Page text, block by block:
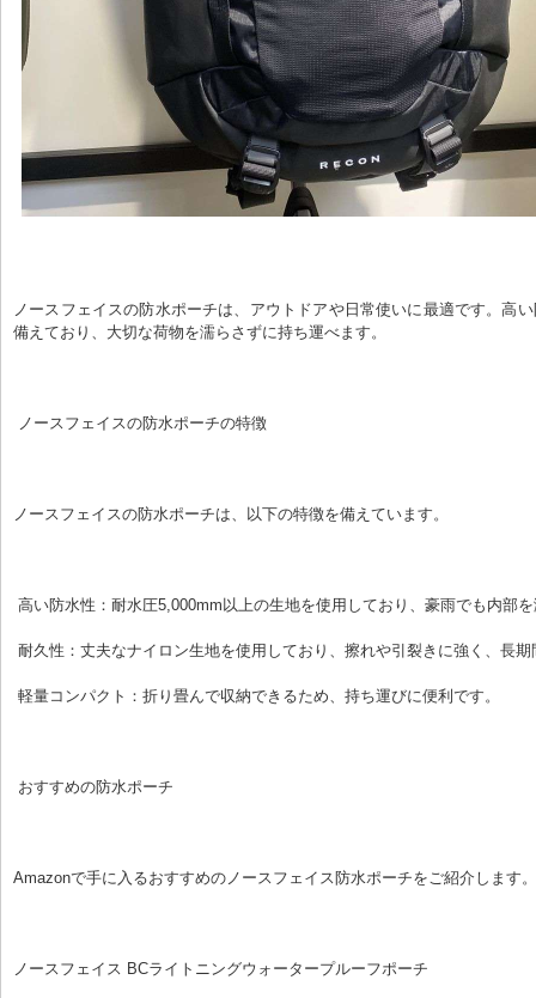
ノースフェイスの防水ポーチは、アウトドアや日常使いに最適です。高
備えており、大切な荷物を濡らさずに持ち運べます。
ノースフェイスの防水ポーチの特徴
ノースフェイスの防水ポーチは、以下の特徴を備えています。
高い防水性：耐水圧5,000mm以上の生地を使用しており、豪雨でも内部
耐久性：丈夫なナイロン生地を使用しており、擦れや引裂きに強く、長
軽量コンパクト：折り畳んで収納できるため、持ち運びに便利です。
おすすめの防水ポーチ
Amazonで手に入るおすすめのノースフェイス防水ポーチをご紹介します。
ノースフェイス BCライトニングウォータープルーフポーチ